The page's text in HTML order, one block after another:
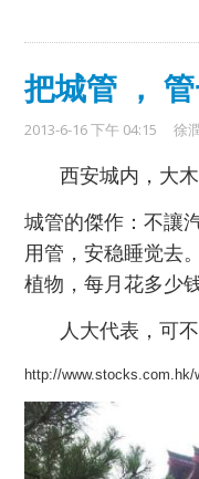
把城管 ，
2013-6-16 下午 04:15 徐
西安城内，大
城管的傑作：不讓
用管，安稳睡觉去
植物，每月花多少
人大代表，可
http://www.stocks.com.hk/